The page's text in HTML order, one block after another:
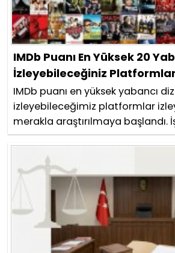
IMDb Puanı En Yüksek 20
İzleyebileceğiniz Platformlar
IMDb puanı en yüksek yabancı
izleyebileceğimiz platformlar
merakla araştırılmaya başlandı.